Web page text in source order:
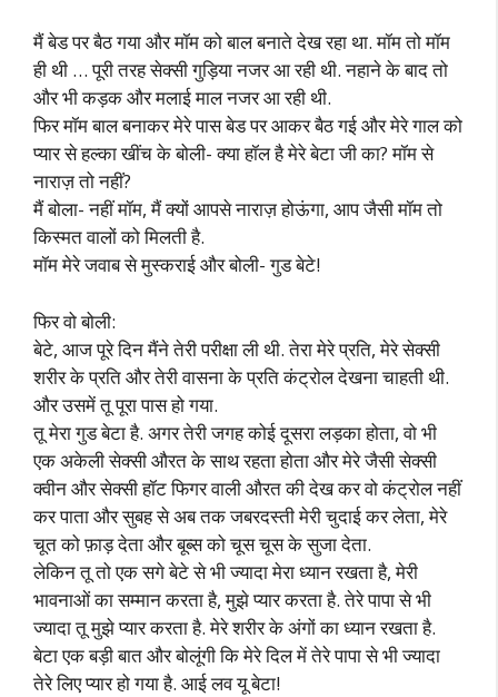
मैं बेड पर बैठ गया और मॉम को बाल बनाते देख रहा था. मॉम तो मॉम
ही थी … पूरी तरह सेक्सी गुड़िया नजर आ रही थी. नहाने के बाद तो
और भी कड़क और मलाई माल नजर आ रही थी.
फिर मॉम बाल बनाकर मेरे पास बेड पर आकर बैठ गई और मेरे गाल को
प्यार से हल्का खींच के बोली- क्या हॉल है मेरे बेटा जी का? मॉम से
नाराज़ तो नहीं?
मैं बोला- नहीं मॉम, मैं क्यों आपसे नाराज़ होऊंगा, आप जैसी मॉम तो
किस्मत वालों को मिलती है.
मॉम मेरे जवाब से मुस्कराई और बोली- गुड बेटे!
फिर वो बोली:
बेटे, आज पूरे दिन मैंने तेरी परीक्षा ली थी. तेरा मेरे प्रति, मेरे सेक्सी
शरीर के प्रति और तेरी वासना के प्रति कंट्रोल देखना चाहती थी.
और उसमें तू पूरा पास हो गया.
तू मेरा गुड बेटा है. अगर तेरी जगह कोई दूसरा लड़का होता, वो भी
एक अकेली सेक्सी औरत के साथ रहता होता और मेरे जैसी सेक्सी
क्वीन और सेक्सी हॉट फिगर वाली औरत की देख कर वो कंट्रोल नहीं
कर पाता और सुबह से अब तक जबरदस्ती मेरी चुदाई कर लेता, मेरे
चूत को फ़ाड़ देता और बूब्स को चूस चूस के सुजा देता.
लेकिन तू तो एक सगे बेटे से भी ज्यादा मेरा ध्यान रखता है, मेरी
भावनाओं का सम्मान करता है, मुझे प्यार करता है. तेरे पापा से भी
ज्यादा तू मुझे प्यार करता है. मेरे शरीर के अंगों का ध्यान रखता है.
बेटा एक बड़ी बात और बोलूंगी कि मेरे दिल में तेरे पापा से भी ज्यादा
तेरे लिए प्यार हो गया है. आई लव यू बेटा!